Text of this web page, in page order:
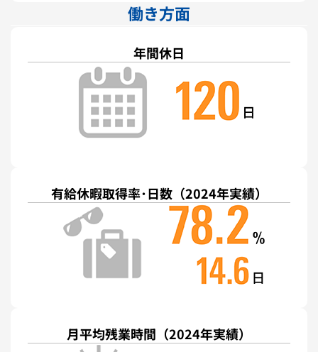
働き方面
年間休日
有給休暇取得率･⽇数（2024年実績）
月平均残業時間 （2024年実績）